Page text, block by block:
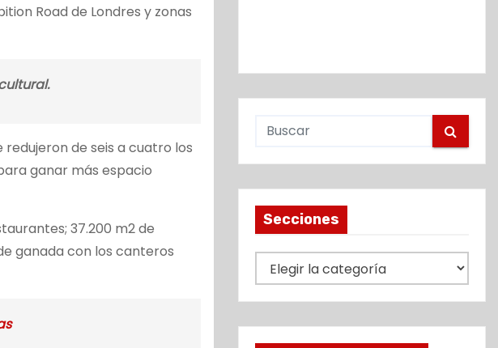
Road de Londres y zonas
de seis a cuatro los
ganar más espacio
37.200 m2 de
ganada con los canteros
Secciones
e
c
c